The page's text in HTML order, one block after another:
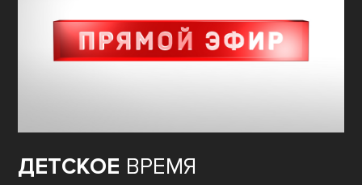
ДЕТСКОЕ ВРЕМЯ